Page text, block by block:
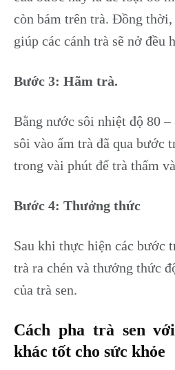
còn bám trên trà. Đồng
giúp các cánh trà sẽ nở đều
Bước 3: Hãm trà.
Bằng nước sôi nhiệt độ 80 –
sôi vào ấm trà đã qua bước
trong vài phút để trà thấm
Bước 4: Thưởng thức
Sau khi thực hiện các bước
trà ra chén và thưởng thức
của trà sen.
Cách pha trà sen
khác tốt cho sức khỏe